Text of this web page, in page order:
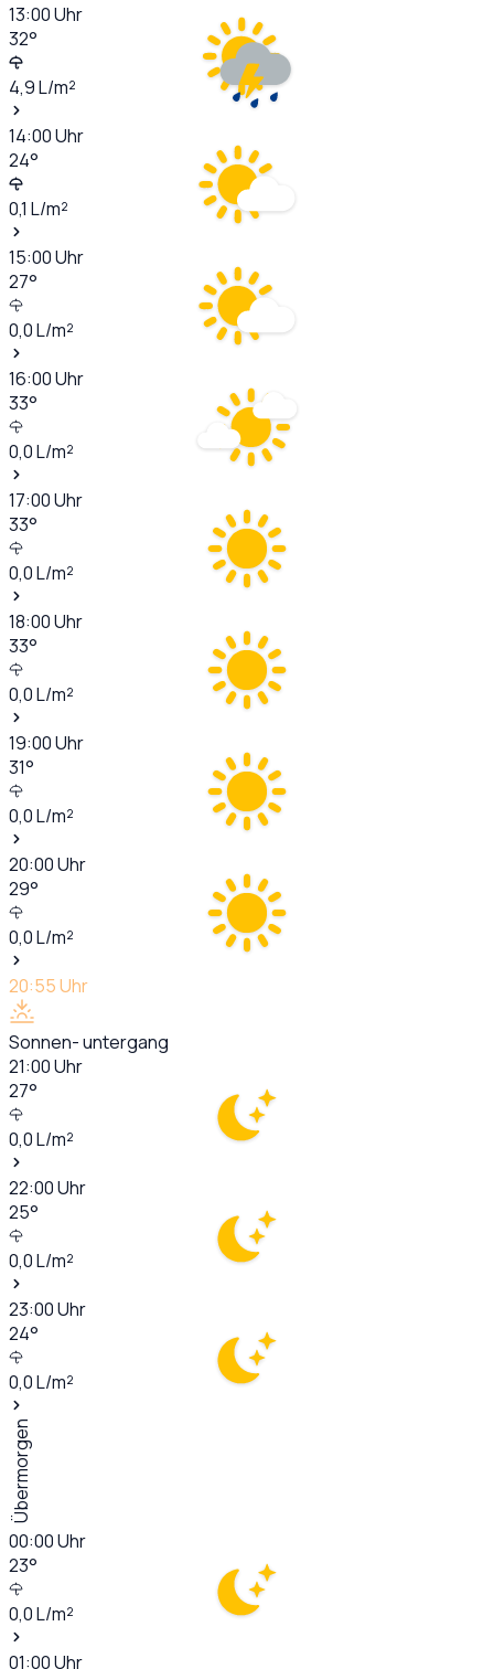
13:00Uhr
32°
4,9L/m²
14:00Uhr
24°
0,1 L/m²
15:00Uhr
27°
0,0L/m²
16:00Uhr
33°
0,0L/m²
17:00Uhr
33°
0,0L/m²
18:00Uhr
33°
0,0L/m²
19:00Uhr
31°
0,0L/m²
20:00Uhr
29°
0,0L/m²
20:55Uhr
Sonnen- untergang
21:00Uhr
27°
0,0L/m²
22:00Uhr
25°
0,0L/m²
23:00Uhr
24°
0,0L/m²
Übermorgen
00:00Uhr
23°
0,0L/m²
01:00Uhr